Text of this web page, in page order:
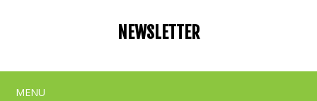
NEWSLETTER
MENU